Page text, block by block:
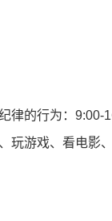
律的行为：
玩游戏、看电影